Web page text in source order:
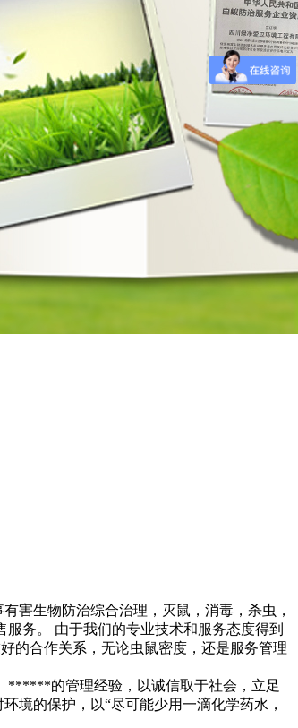
害生物防治综合治理，灭鼠，消毒，杀虫，
务。 由于我们的专业技术和服务态度得到
的合作关系，无论虫鼠密度，还是服务管理
的管理经验，以诚信取于社会，立足
境的保护，以“尽可能少用一滴化学药水，